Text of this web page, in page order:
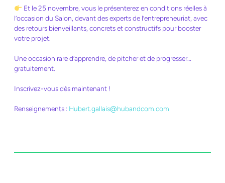
Et le 25 novembre, vous le présenterez en conditions réelles à
l’occasion du Salon, devant des experts de l’entrepreneuriat, avec
des retours bienveillants, concrets et constructifs pour booster
votre projet.
Une occasion rare d’apprendre, de pitcher et de progresser…
gratuitement.
Inscrivez-vous dès maintenant !
Renseignements : Hubert.gallais@hubandcom.com